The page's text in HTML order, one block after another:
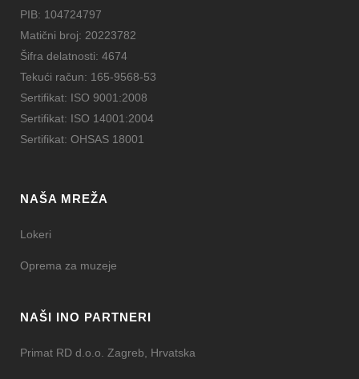
PIB: 104724797
Matični broj: 20223782
Šifra delatnosti: 4674
Tekući račun: 165-9568-53
Sertifikat: ISO 9001:2008
Sertifikat: ISO 14001:2004
Sertifikat: OHSAS 18001
NAŠA MREŽA
Lokeri
Oprema za muzeje
NAŠI INO PARTNERI
Primat RD d.o.o. Zagreb, Hrvatska